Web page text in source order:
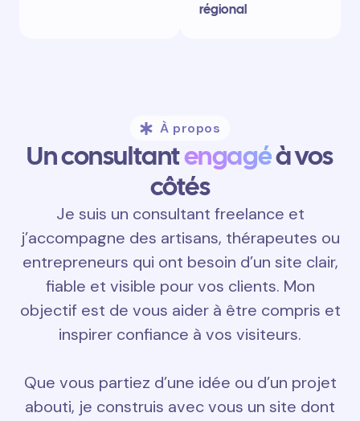
régional
À propos
Un consultantengagéà vos
côtés
Je suis un consultant freelance et
j’accompagne des artisans, thérapeutes ou
entrepreneurs qui ont besoin d’un site clair,
fiable et visible pour vos clients. Mon
objectif est de vous aider à être compris et
inspirer confiance à vos visiteurs.
Que vous partiez d’une idée ou d’un projet
abouti, je construis avec vous un site dont